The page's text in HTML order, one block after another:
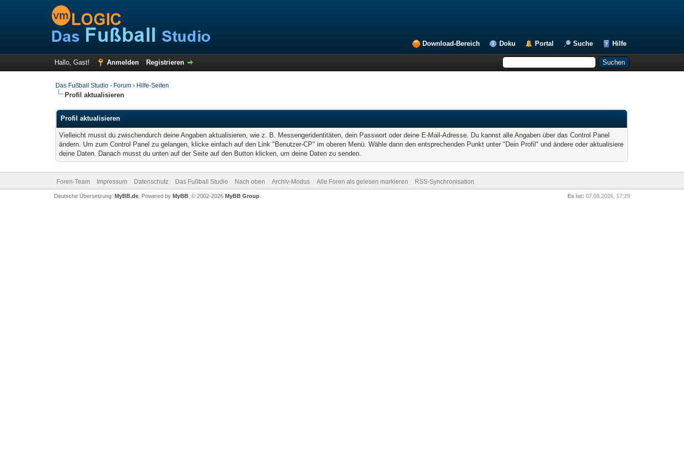
Download-Bereich Doku Portal Suche Hilfe
Hallo, Gast! Anmelden Registrieren
Das Fußball Studio - Forum › Hilfe-Seiten
Profil aktualisieren
Profil aktualisieren
Vielleicht musst du zwischendurch deine Angaben aktualisieren, wie z. B. Messengeridentitäten, dein Passwort oder deine E-Mail-Adresse. Du kannst alle Angaben über das Control Panel
ändern. Um zum Control Panel zu gelangen, klicke einfach auf den Link "Benutzer-CP" im oberen Menü. Wähle dann den entsprechenden Punkt unter "Dein Profil" und ändere oder aktualisiere
deine Daten. Danach musst du unten auf der Seite auf den Button klicken, um deine Daten zu senden.
Foren-Team Impressum Datenschutz Das Fußball Studio Nach oben Archiv-Modus Alle Foren als gelesen markieren RSS-Synchronisation
Es ist: 07.08.2026, 17:29
Deutsche Übersetzung: MyBB.de, Powered by MyBB, © 2002-2026 MyBB Group.